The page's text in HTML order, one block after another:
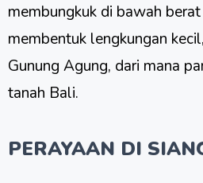
membungkuk di bawah
membentuk lengkungan
Gunung Agung, dari mana
tanah Bali.
PERAYAAN DI